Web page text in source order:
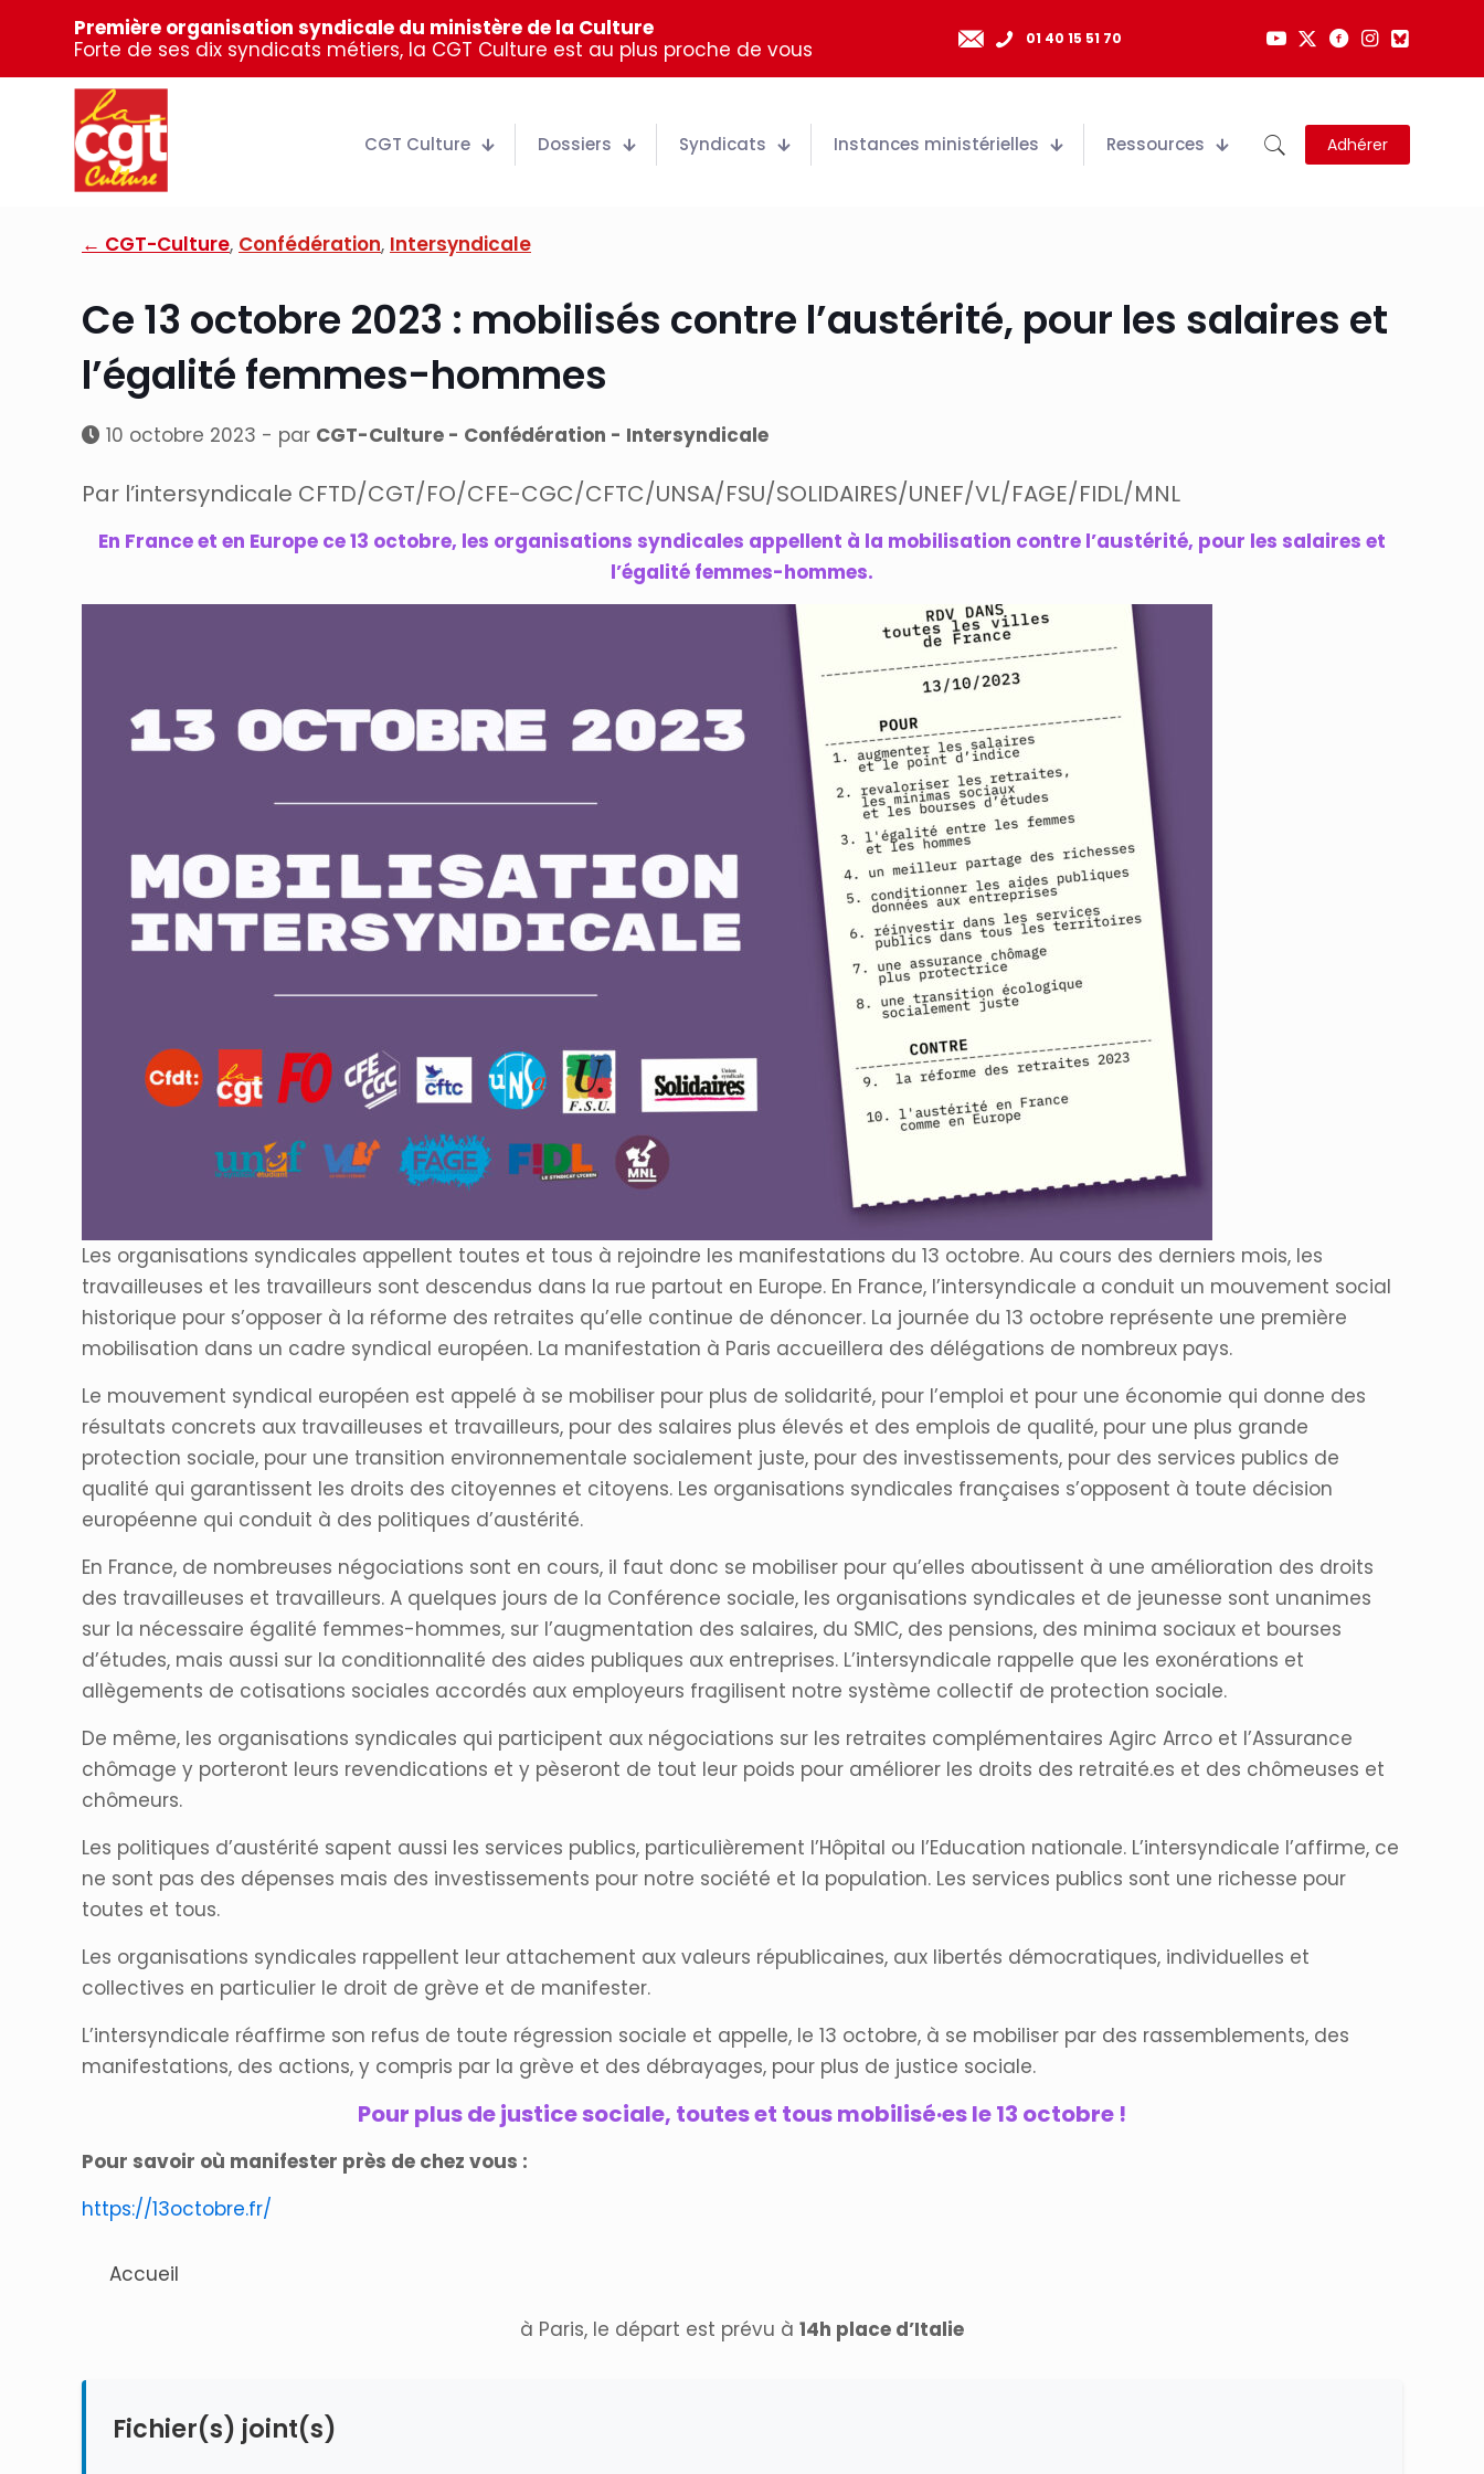
Première organisation syndicale du ministère de la Culture
Forte de ses dix syndicats métiers, la CGT Culture est au plus proche de vous
01 40 15 51 70
CGT Culture Dossiers Syndicats Instances ministérielles Ressources Adhérer
← CGT-Culture, Confédération, Intersyndicale
Ce 13 octobre 2023 : mobilisés contre l’austérité, pour les salaires et
l’égalité femmes-hommes
10 octobre 2023 - par CGT-Culture - Confédération - Intersyndicale
Par l’intersyndicale CFTD/CGT/FO/CFE-CGC/CFTC/UNSA/FSU/SOLIDAIRES/UNEF/VL/FAGE/FIDL/MNL
En France et en Europe ce 13 octobre, les organisations syndicales appellent à la mobilisation contre l’austérité, pour les salaires et
l’égalité femmes-hommes.
Les organisations syndicales appellent toutes et tous à rejoindre les manifestations du 13 octobre. Au cours des derniers mois, les
travailleuses et les travailleurs sont descendus dans la rue partout en Europe. En France, l’intersyndicale a conduit un mouvement social
historique pour s’opposer à la réforme des retraites qu’elle continue de dénoncer. La journée du 13 octobre représente une première
mobilisation dans un cadre syndical européen. La manifestation à Paris accueillera des délégations de nombreux pays.
Le mouvement syndical européen est appelé à se mobiliser pour plus de solidarité, pour l’emploi et pour une économie qui donne des
résultats concrets aux travailleuses et travailleurs, pour des salaires plus élevés et des emplois de qualité, pour une plus grande
protection sociale, pour une transition environnementale socialement juste, pour des investissements, pour des services publics de
qualité qui garantissent les droits des citoyennes et citoyens. Les organisations syndicales françaises s’opposent à toute décision
européenne qui conduit à des politiques d’austérité.
En France, de nombreuses négociations sont en cours, il faut donc se mobiliser pour qu’elles aboutissent à une amélioration des droits
des travailleuses et travailleurs. A quelques jours de la Conférence sociale, les organisations syndicales et de jeunesse sont unanimes
sur la nécessaire égalité femmes-hommes, sur l’augmentation des salaires, du SMIC, des pensions, des minima sociaux et bourses
d’études, mais aussi sur la conditionnalité des aides publiques aux entreprises. L’intersyndicale rappelle que les exonérations et
allègements de cotisations sociales accordés aux employeurs fragilisent notre système collectif de protection sociale.
De même, les organisations syndicales qui participent aux négociations sur les retraites complémentaires Agirc Arrco et l’Assurance
chômage y porteront leurs revendications et y pèseront de tout leur poids pour améliorer les droits des retraité.es et des chômeuses et
chômeurs.
Les politiques d’austérité sapent aussi les services publics, particulièrement l’Hôpital ou l’Education nationale. L’intersyndicale l’affirme, ce
ne sont pas des dépenses mais des investissements pour notre société et la population. Les services publics sont une richesse pour
toutes et tous.
Les organisations syndicales rappellent leur attachement aux valeurs républicaines, aux libertés démocratiques, individuelles et
collectives en particulier le droit de grève et de manifester.
L’intersyndicale réaffirme son refus de toute régression sociale et appelle, le 13 octobre, à se mobiliser par des rassemblements, des
manifestations, des actions, y compris par la grève et des débrayages, pour plus de justice sociale.
Pour plus de justice sociale, toutes et tous mobilisé·es le 13 octobre !
Pour savoir où manifester près de chez vous :
https://13octobre.fr/
Accueil
à Paris, le départ est prévu à 14h place d’Italie
Fichier(s) joint(s)